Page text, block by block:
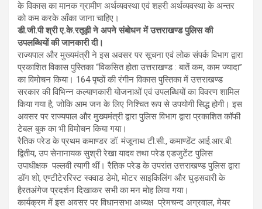
के विकास का मानक ग्रामीण अर्थव्यवस्था एवं शहरी अर्थव्यवस्था के अन्तर
को कम करके आँका जाना चाहिए।
डी.जी.पी श्री ए.के.रतूड़ी ने अपने संबोधन में उत्तराखण्ड पुलिस की
उपलब्धियों की जानकारी दी।
राज्यपाल और मुख्यमंत्री ने इस अवसर पर सूचना एवं लोक संपर्क विभाग द्वारा
प्रकाशित विकास पुस्तिका ‘‘विकसित होता उत्तराखण्ड : बातें कम, काम ज्यादा’’
का विमोचन किया। 164 पृष्ठों की रंगीन विकास पुस्तिका में उत्तराखण्ड
सरकार की विभिन्न कल्याणकारी योजनाओं एवं उपलब्धियों का विवरण शामिल
किया गया है, जोकि आम जन के लिए निश्चित रूप से उपयोगी सिद्ध होगी। इस
अवसर पर राज्यपाल और मुख्यमंत्री द्वारा पुलिस विभाग द्वारा प्रकाशित कॉफी
टेबल बुक का भी विमोचन किया गया।
रैतिक परेड के प्रथम कमाण्डर डॉ. मंजूनाथ टी.सी., कमाण्डेंट आई.आर.बी.
द्वितीय, उप सेनानायक सुश्री रेखा यादव तथा परेड एडजुटेंट पुलिस
उपाधीक्षक पल्लवी त्यागी थीं। रैतिक परेड के उपरांत उत्तराखण्ड पुलिस द्वारा
डॉग शो, एण्टीटेररिस्ट स्क्वाड डेमो, मोटर साइकिलिंग और घुड़सवारी के
हैरतअंगेज प्रदर्शन दिखाकर सभी का मन मोह लिया गया।
कार्यक्रम में इस अवसर पर विधानसभा अध्यक्ष प्रेमचन्द अग्रवाल, मेयर